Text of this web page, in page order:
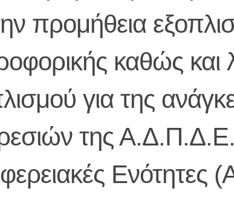
προμήθεια
καθώς και
για της
της Α.Δ.Π.Δ.Ε.
Ενότητες